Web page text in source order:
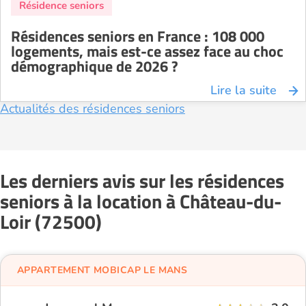
Résidences seniors en France : 108 000
logements, mais est-ce assez face au choc
démographique de 2026 ?
Lire la suite
Actualités des résidences seniors
Les derniers avis sur les résidences
seniors à la location à Château-du-
Loir (72500)
APPARTEMENT MOBICAP LE MANS